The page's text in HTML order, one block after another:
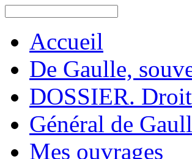
Accueil
De Gaulle,
DOSSIER.
Général de
Mes ouvrages